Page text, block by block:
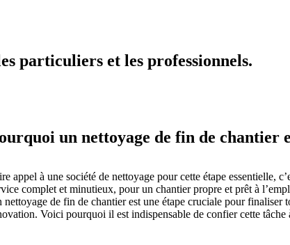
particuliers et les professionnels.
un nettoyage de fin de chantier
appel à une société de nettoyage pour cette étape essentielle,
complet et minutieux, pour un chantier propre et prêt à
nettoyage de fin de chantier est une étape cruciale pour finaliser
Voici pourquoi il est indispensable de confier cette tâche